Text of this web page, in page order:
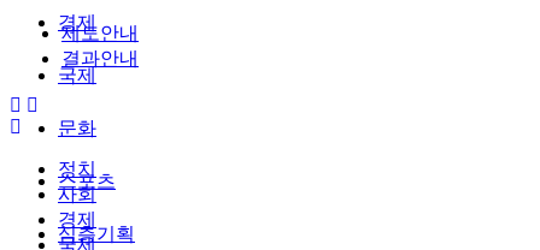
경제
국제
문화
스포츠
심층기획
제도안내
결과안내
정치
사회
경제
국제